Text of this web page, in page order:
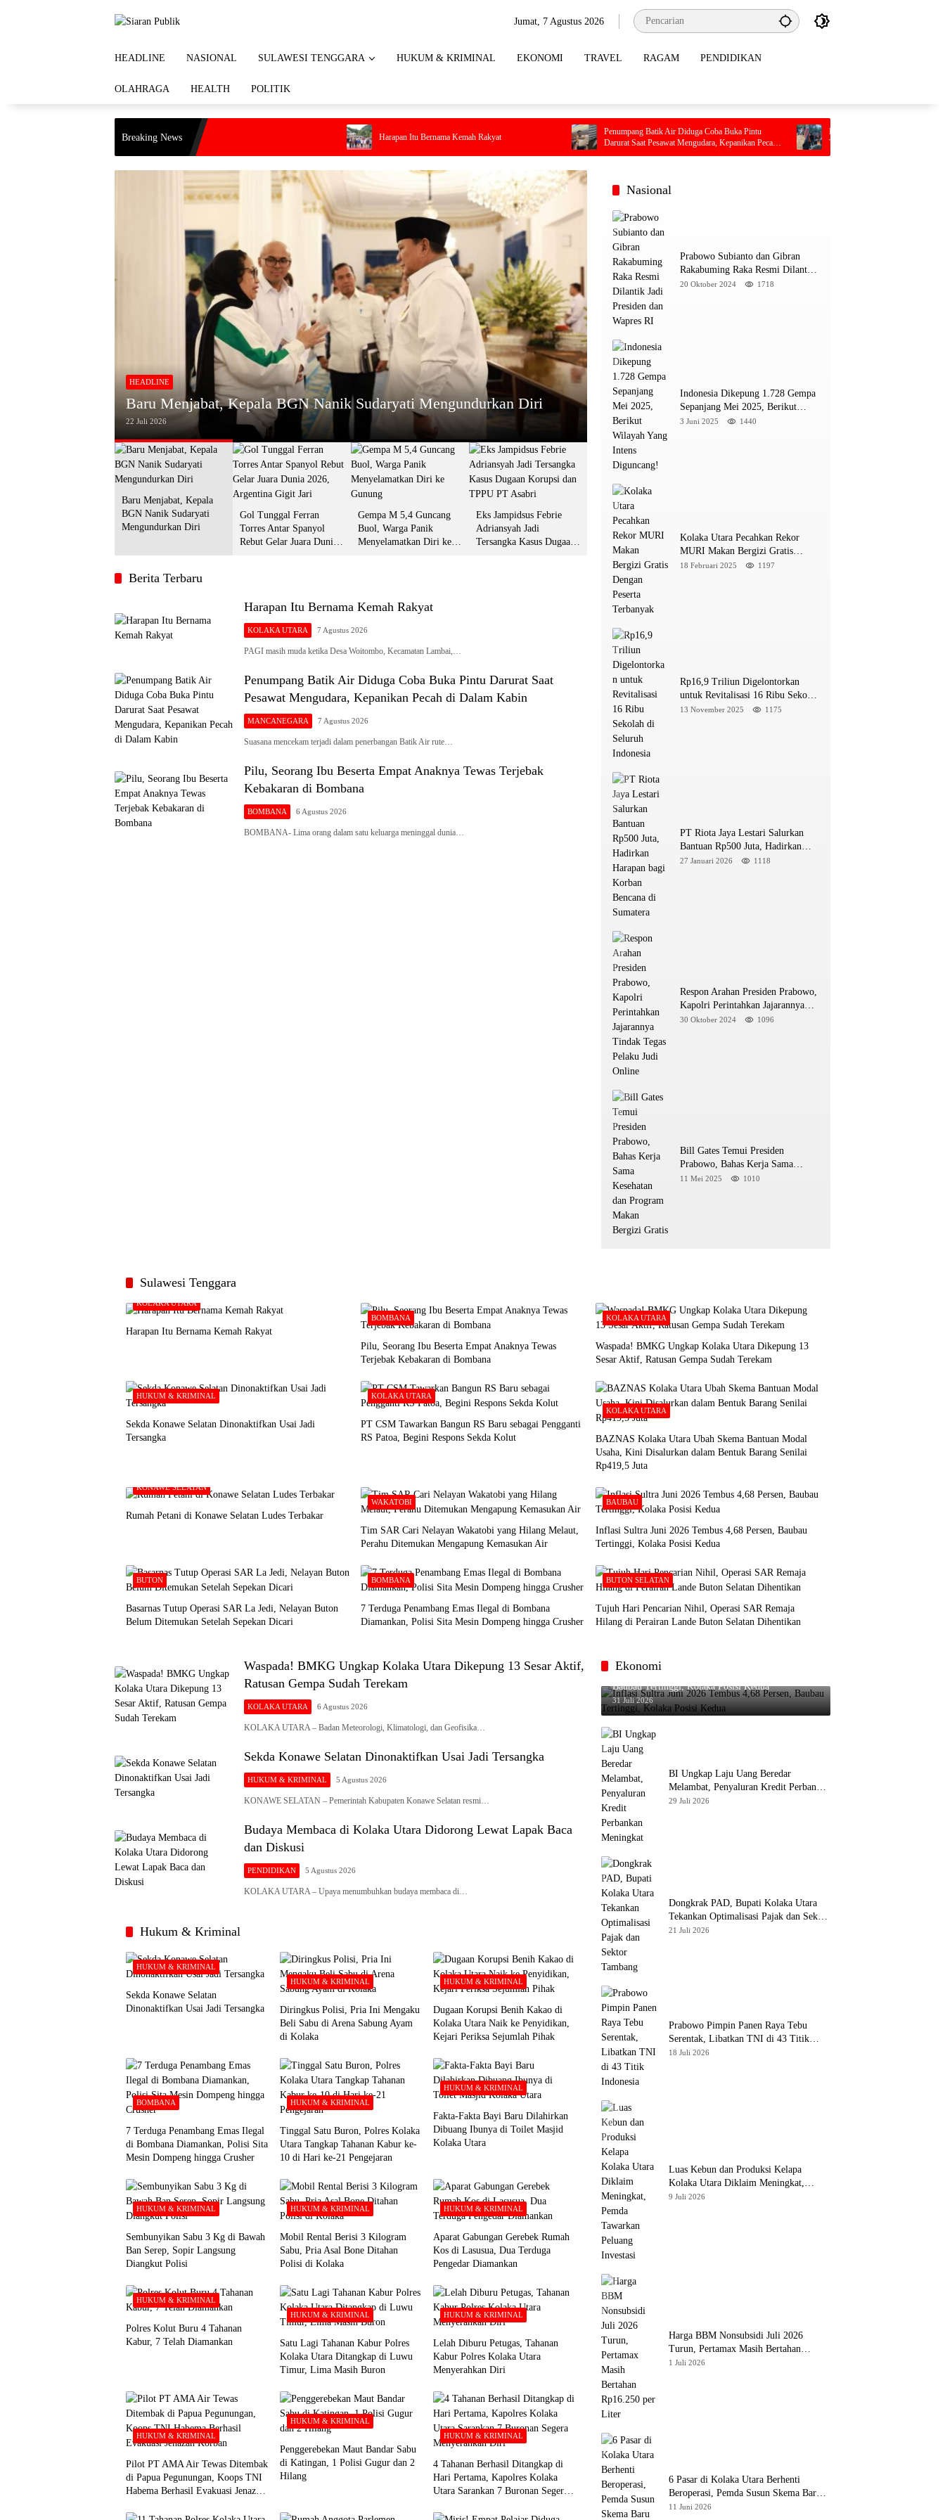
Jumat, 7 Agustus 2026
HEADLINE NASIONAL SULAWESI TENGGARA HUKUM & KRIMINAL EKONOMI TRAVEL RAGAM PENDIDIKAN
OLAHRAGA HEALTH POLITIK
Breaking News Harapan Itu Bernama Kemah Rakyat
Penumpang Batik Air Diduga Coba Buka Pintu
Darurat Saat Pesawat Mengudara, Kepanikan Pecah
di Dalam Kabin
Pilu, Seorang Ibu Beserta Empat Anaknya Tewas
Terjebak Kebakaran di Bombana
Gol Tunggal Ferran Torres Antar Spanyol Rebut Gelar Juara Dunia
2026, Argentina Gigit Jari
20 Juli 2026
HEADLINE
Gempa M 5,4 Guncang Buol, Warga Panik
Gunung
13 Juli 2026
Baru Menjabat, Kepala
BGN Nanik Sudaryati
Mengundurkan Diri
Gol Tunggal Ferran
Torres Antar Spanyol
Rebut Gelar Juara Dunia
Gempa M 5,4 Guncang
Buol, Warga Panik
Menyelamatkan Diri ke
Eks Jampidsus Febrie
Adriansyah Jadi
Tersangka Kasus Dugaan
Berita Terbaru
Harapan Itu Bernama Kemah Rakyat
KOLAKA UTARA 7 Agustus 2026
PAGI masih muda ketika Desa Woitombo, Kecamatan Lambai,…
Penumpang Batik Air Diduga Coba Buka Pintu Darurat Saat
Pesawat Mengudara, Kepanikan Pecah di Dalam Kabin
MANCANEGARA 7 Agustus 2026
Suasana mencekam terjadi dalam penerbangan Batik Air rute…
Pilu, Seorang Ibu Beserta Empat Anaknya Tewas Terjebak
Kebakaran di Bombana
BOMBANA 6 Agustus 2026
BOMBANA- Lima orang dalam satu keluarga meninggal dunia…
Nasional
Prabowo Subianto dan Gibran
Rakabuming Raka Resmi Dilantik
Jadi Presiden dan Wapres RI
20 Oktober 2024 1718
Indonesia Dikepung 1.728 Gempa
Sepanjang Mei 2025, Berikut
Wilayah Yang Intens Diguncang!
3 Juni 2025 1440
Kolaka Utara Pecahkan Rekor
MURI Makan Bergizi Gratis
Dengan Peserta Terbanyak
18 Februari 2025 1197
Rp16,9 Triliun Digelontorkan
untuk Revitalisasi 16 Ribu Sekolah
di Seluruh Indonesia
13 November 2025 1175
PT Riota Jaya Lestari Salurkan
Bantuan Rp500 Juta, Hadirkan
Harapan bagi Korban Bencana di
27 Januari 2026 1118
Respon Arahan Presiden Prabowo,
Kapolri Perintahkan Jajarannya
Tindak Tegas Pelaku Judi Online
30 Oktober 2024 1096
Bill Gates Temui Presiden
Prabowo, Bahas Kerja Sama
Kesehatan dan Program Makan
11 Mei 2025 1010
Sulawesi Tenggara
KOLAKA UTARA
Harapan Itu Bernama Kemah Rakyat
BOMBANA
Pilu, Seorang Ibu Beserta Empat Anaknya Tewas
Terjebak Kebakaran di Bombana
KOLAKA UTARA
Waspada! BMKG Ungkap Kolaka Utara Dikepung 13
Sesar Aktif, Ratusan Gempa Sudah Terekam
HUKUM & KRIMINAL
Sekda Konawe Selatan Dinonaktifkan Usai Jadi
Tersangka
KOLAKA UTARA
PT CSM Tawarkan Bangun RS Baru sebagai Pengganti
RS Patoa, Begini Respons Sekda Kolut
KOLAKA UTARA
BAZNAS Kolaka Utara Ubah Skema Bantuan Modal
Usaha, Kini Disalurkan dalam Bentuk Barang Senilai
Rp419,5 Juta
KONAWE SELATAN
Rumah Petani di Konawe Selatan Ludes Terbakar
WAKATOBI
Tim SAR Cari Nelayan Wakatobi yang Hilang Melaut,
Perahu Ditemukan Mengapung Kemasukan Air
BAUBAU
Inflasi Sultra Juni 2026 Tembus 4,68 Persen, Baubau
Tertinggi, Kolaka Posisi Kedua
BUTON
Basarnas Tutup Operasi SAR La Jedi, Nelayan Buton
Belum Ditemukan Setelah Sepekan Dicari
BOMBANA
7 Terduga Penambang Emas Ilegal di Bombana
Diamankan, Polisi Sita Mesin Dompeng hingga Crusher
BUTON SELATAN
Tujuh Hari Pencarian Nihil, Operasi SAR Remaja
Hilang di Perairan Lande Buton Selatan Dihentikan
Waspada! BMKG Ungkap Kolaka Utara Dikepung 13 Sesar Aktif,
Ratusan Gempa Sudah Terekam
KOLAKA UTARA 6 Agustus 2026
KOLAKA UTARA – Badan Meteorologi, Klimatologi, dan Geofisika…
Sekda Konawe Selatan Dinonaktifkan Usai Jadi Tersangka
HUKUM & KRIMINAL 5 Agustus 2026
KONAWE SELATAN – Pemerintah Kabupaten Konawe Selatan resmi…
Budaya Membaca di Kolaka Utara Didorong Lewat Lapak Baca
dan Diskusi
PENDIDIKAN 5 Agustus 2026
KOLAKA UTARA – Upaya menumbuhkan budaya membaca di…
Hukum & Kriminal
HUKUM & KRIMINAL
Sekda Konawe Selatan
Dinonaktifkan Usai Jadi Tersangka
HUKUM & KRIMINAL
Diringkus Polisi, Pria Ini Mengaku
Beli Sabu di Arena Sabung Ayam
di Kolaka
HUKUM & KRIMINAL
Dugaan Korupsi Benih Kakao di
Kolaka Utara Naik ke Penyidikan,
Kejari Periksa Sejumlah Pihak
BOMBANA
7 Terduga Penambang Emas Ilegal
di Bombana Diamankan, Polisi Sita
Mesin Dompeng hingga Crusher
HUKUM & KRIMINAL
Tinggal Satu Buron, Polres Kolaka
Utara Tangkap Tahanan Kabur ke-
10 di Hari ke-21 Pengejaran
HUKUM & KRIMINAL
Fakta-Fakta Bayi Baru Dilahirkan
Dibuang Ibunya di Toilet Masjid
Kolaka Utara
HUKUM & KRIMINAL
Sembunyikan Sabu 3 Kg di Bawah
Ban Serep, Sopir Langsung
Diangkut Polisi
HUKUM & KRIMINAL
Mobil Rental Berisi 3 Kilogram
Sabu, Pria Asal Bone Ditahan
Polisi di Kolaka
HUKUM & KRIMINAL
Aparat Gabungan Gerebek Rumah
Kos di Lasusua, Dua Terduga
Pengedar Diamankan
HUKUM & KRIMINAL
Polres Kolut Buru 4 Tahanan
Kabur, 7 Telah Diamankan
HUKUM & KRIMINAL
Satu Lagi Tahanan Kabur Polres
Kolaka Utara Ditangkap di Luwu
Timur, Lima Masih Buron
HUKUM & KRIMINAL
Lelah Diburu Petugas, Tahanan
Kabur Polres Kolaka Utara
Menyerahkan Diri
HUKUM & KRIMINAL
Pilot PT AMA Air Tewas Ditembak
di Papua Pegunungan, Koops TNI
Habema Berhasil Evakuasi Jenazah
HUKUM & KRIMINAL
Penggerebekan Maut Bandar Sabu
di Katingan, 1 Polisi Gugur dan 2
Hilang
HUKUM & KRIMINAL
4 Tahanan Berhasil Ditangkap di
Hari Pertama, Kapolres Kolaka
Utara Sarankan 7 Buronan Segera
Ekonomi
Inflasi Sultra Juni 2026 Tembus 4,68 Persen,
Baubau Tertinggi, Kolaka Posisi Kedua
31 Juli 2026
BI Ungkap Laju Uang Beredar
Melambat, Penyaluran Kredit Perbankan
Meningkat
29 Juli 2026
Dongkrak PAD, Bupati Kolaka Utara
Tekankan Optimalisasi Pajak dan Sektor
Tambang
21 Juli 2026
Prabowo Pimpin Panen Raya Tebu
Serentak, Libatkan TNI di 43 Titik
Indonesia
18 Juli 2026
Luas Kebun dan Produksi Kelapa
Kolaka Utara Diklaim Meningkat,
Pemda Tawarkan Peluang Investasi
9 Juli 2026
Harga BBM Nonsubsidi Juli 2026
Turun, Pertamax Masih Bertahan
Rp16.250 per Liter
1 Juli 2026
6 Pasar di Kolaka Utara Berhenti
Beroperasi, Pemda Susun Skema Baru
Pulihkan Perdagangan
11 Juni 2026